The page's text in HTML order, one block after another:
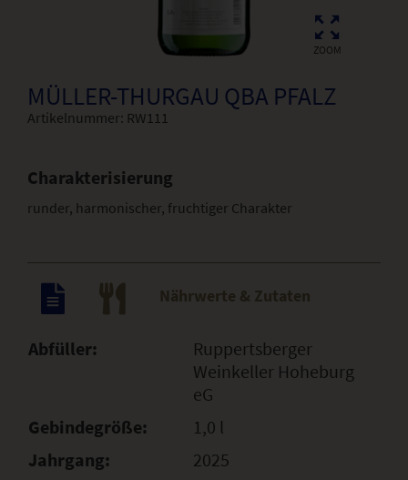
ZOOM
MÜLLER-THURGAU QBA PFALZ
Artikelnummer: RW111
Charakterisierung
runder, harmonischer, fruchtiger Charakter
Nährwerte & Zutaten
Abfüller:
Ruppertsberger
Weinkeller Hoheburg
eG
Gebindegröße:
1,0 l
Jahrgang:
2025